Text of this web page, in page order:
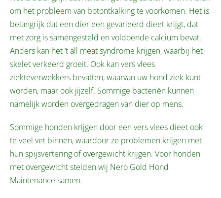
om het probleem van botontkalking te voorkomen. Het is
belangrijk dat een dier een gevarieerd dieet krijgt, dat
met zorg is samengesteld en voldoende calcium bevat.
Anders kan het ’t all meat syndrome krijgen, waarbij het
skelet verkeerd groeit. Ook kan vers vlees
ziekteverwekkers bevatten, waarvan uw hond ziek kunt
worden, maar ook jijzelf. Sommige bacteriën kunnen
namelijk worden overgedragen van dier op mens.
Sommige honden krijgen door een vers vlees dieet ook
te veel vet binnen, waardoor ze problemen krijgen met
hun spijsvertering of overgewicht krijgen. Voor honden
met overgewicht stelden wij Nero Gold Hond
Maintenance samen.